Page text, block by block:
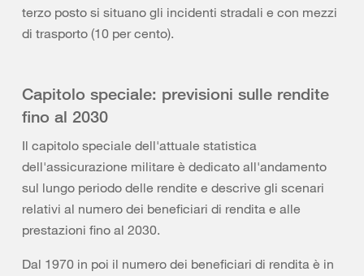
terzo posto si situano gli incidenti stradali e con mezzi
di trasporto (10 per cento).
Capitolo speciale: previsioni sulle rendite
fino al 2030
Il capitolo speciale dell'attuale statistica
dell'assicurazione militare è dedicato all'andamento
sul lungo periodo delle rendite e descrive gli scenari
relativi al numero dei beneficiari di rendita e alle
prestazioni fino al 2030.
Dal 1970 in poi il numero dei beneficiari di rendita è in